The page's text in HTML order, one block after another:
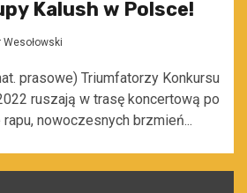
Kalush w Polsce!
Wesołowski
prasowe) Triumfatorzy Konkursu
ruszają w trasę koncertową po
nowoczesnych brzmień...